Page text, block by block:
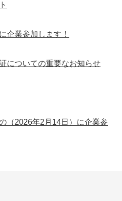
企業参加します！
についての重要なお知らせ
（2026年2月14日）に企業参